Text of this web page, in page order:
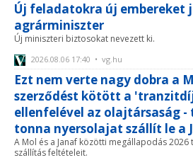
Új feladatokra új embereket
agrárminiszter
Új miniszteri biztosokat nevezett ki.
2026.08.06 17:40 • vg.hu
Ezt nem verte nagy dobra a
szerződést kötött a
ellenfelével az olajtársaság
tonna nyersolajat szállít le a
A Mol és a Janaf közötti megállapodás
szállítás feltételeit.